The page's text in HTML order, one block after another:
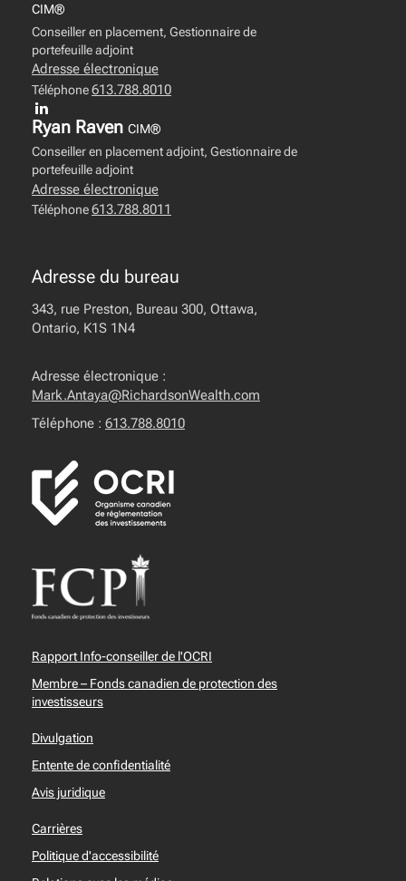
CIM®
Conseiller en placement, Gestionnaire de
portefeuille adjoint
Adresse électronique
Téléphone613.788.8010
Ryan Raven CIM®
Conseiller en placement adjoint, Gestionnaire de
portefeuille adjoint
Adresse électronique
Téléphone613.788.8011
Adresse du bureau
343, rue Preston, Bureau 300, Ottawa,
Ontario, K1S 1N4
Adresse électronique :
Mark.Antaya@RichardsonWealth.com
Téléphone : 613.788.8010
Rapport Info-conseiller de l'OCRI
Membre – Fonds canadien de protection des
investisseurs
Divulgation
Entente de confidentialité
Avis juridique
Carrières
Politique d'accessibilité